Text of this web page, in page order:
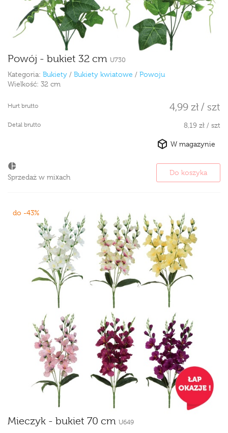
Powój - bukiet 32 cm U730
Kategoria: Bukiety / Bukiety kwiatowe / Powoju
Wielkość: 32 cm
Hurt brutto 4,99 zł / szt
Detal brutto 8,19 zł / szt
Sprzedaż w mixach
W magazynie
Do koszyka
do -43%
Mieczyk - bukiet 70 cm U649